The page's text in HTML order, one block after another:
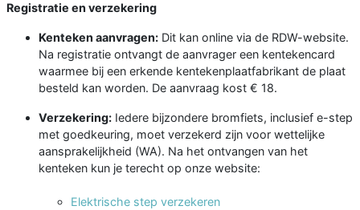
Registratie en verzekering
Kenteken aanvragen: Dit kan online via de RDW-website.
Na registratie ontvangt de aanvrager een kentekencard
waarmee bij een erkende kentekenplaatfabrikant de plaat
besteld kan worden. De aanvraag kost € 18.
Verzekering: Iedere bijzondere bromfiets, inclusief e-step
met goedkeuring, moet verzekerd zijn voor wettelijke
aansprakelijkheid (WA). Na het ontvangen van het
kenteken kun je terecht op onze website:
Elektrische step verzekeren